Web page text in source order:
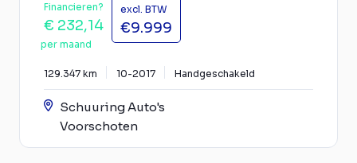
Financieren?
€ 232,14
per maand
excl. BTW
€9.999
129.347 km 10-2017 Handgeschakeld
Schuuring Auto's
Voorschoten